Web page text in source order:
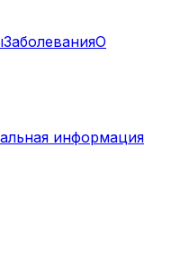
ЗаболеванияО
информация